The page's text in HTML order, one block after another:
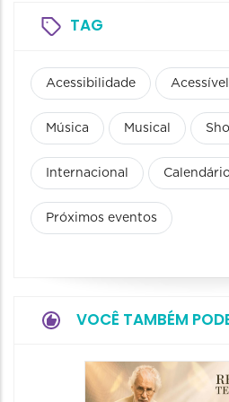
TAG
Acessibilidade
Música Musical
Internacional
Próximos eventos
VOCÊ TAMBÉM